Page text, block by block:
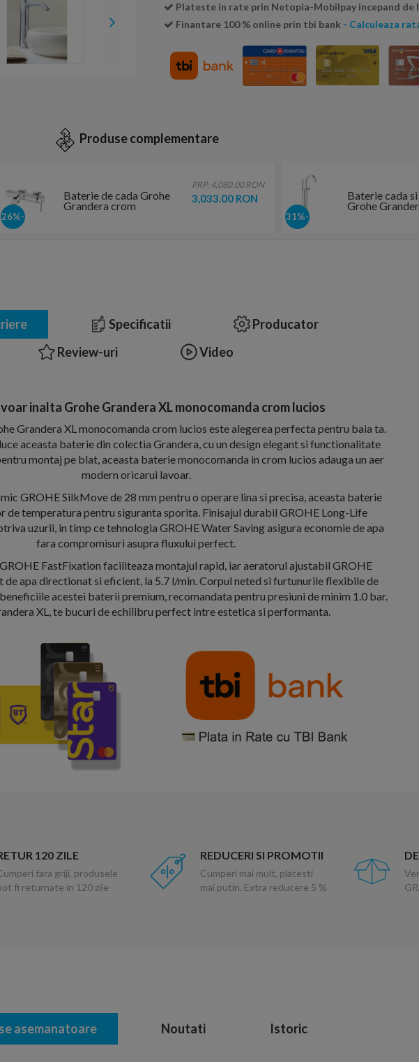
Plateste in rate prin Netopia-Mobilpay incepand de
Finantare 100 % online prin tbi bank - Calculeaza
Produse complementare
-31%
Baterie cada si
Grohe
-26%
Baterie de cada Grohe
Grandera crom
PRP: 4,080.00 RON
3,033.00 RON
Specificatii
Producator
Review-uri
Video
inalta Grohe Grandera XL monocomanda crom lucios
Grandera XL monocomanda crom lucios este alegerea perfecta pentru baia ta.
aceasta baterie din colectia Grandera, cu un design elegant si functionalitate
montaj pe blat, aceasta baterie monocomanda in crom lucios adauga un aer
modern oricarui lavoar.
GROHE SilkMove de 28 mm pentru o operare lina si precisa, aceasta baterie
de temperatura pentru siguranta sporita. Finisajul durabil GROHE Long-Life
uzurii, in timp ce tehnologia GROHE Water Saving asigura economie de apa
fara compromisuri asupra fluxului perfect.
FastFixation faciliteaza montajul rapid, iar aeratorul ajustabil GROHE
de apa directionat si eficient, la 5.7 l/min. Corpul neted si furtunurile flexibile de
acestei baterii premium, recomandata pentru presiuni de minim 1.0 bar.
XL, te bucuri de echilibru perfect intre estetica si performanta.
120 ZILE
fara griji, produsele
fi returnate in 120 zile
REDUCERI SI PROMOTII
Cumperi mai mult, platesti
mai putin. Extra reducere 5 %
asemanatoare Noutati Istoric